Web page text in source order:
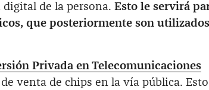
de la persona. Esto le servirá
que posteriormente son utilizados
Privada en Telecomunicaciones
venta de chips en la vía pública. Esto